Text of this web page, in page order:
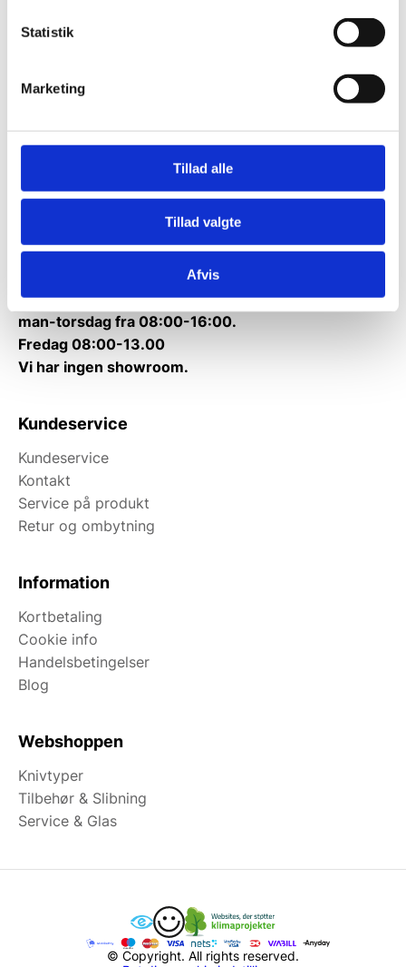
Statistik
Marketing
Tillad alle
Tillad valgte
Afvis
Knivblokken.dk
Rømersvej 33
CVR: 38952986
Tlf.71 99 30 98
Mandag til torsdag: 10:00 – 14:00.
Afhentning muligt
man-torsdag fra 08:00-16:00.
Fredag 08:00-13.00
Vi har ingen showroom.
Kundeservice
Kundeservice
Kontakt
Service på produkt
Retur og ombytning
Information
Kortbetaling
Cookie info
Handelsbetingelser
Blog
Webshoppen
Knivtyper
Tilbehør & Slibning
Service & Glas
© Copyright. All rights reserved.